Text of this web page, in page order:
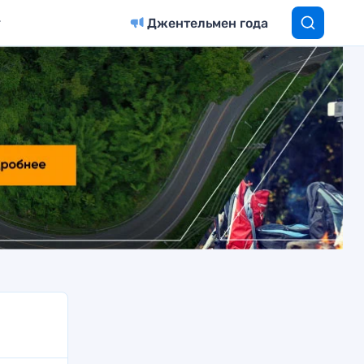
Джентельмен года